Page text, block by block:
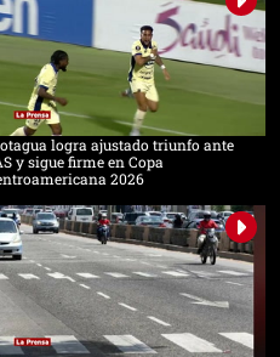
logra ajustado triunfo ante
y sigue firme en Copa
2026